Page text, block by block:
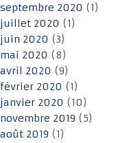
septembre 2020 (1)
juillet 2020 (1)
juin 2020 (3)
mai 2020 (8)
avril 2020 (9)
février 2020 (1)
janvier 2020 (10)
novembre 2019 (5)
août 2019 (1)